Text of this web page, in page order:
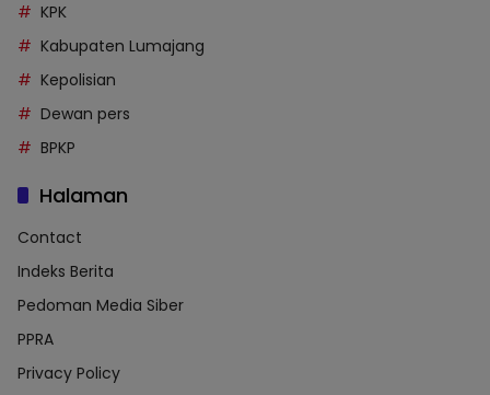
KPK
Kabupaten Lumajang
Kepolisian
Dewan pers
BPKP
Halaman
Contact
Indeks Berita
Pedoman Media Siber
PPRA
Privacy Policy